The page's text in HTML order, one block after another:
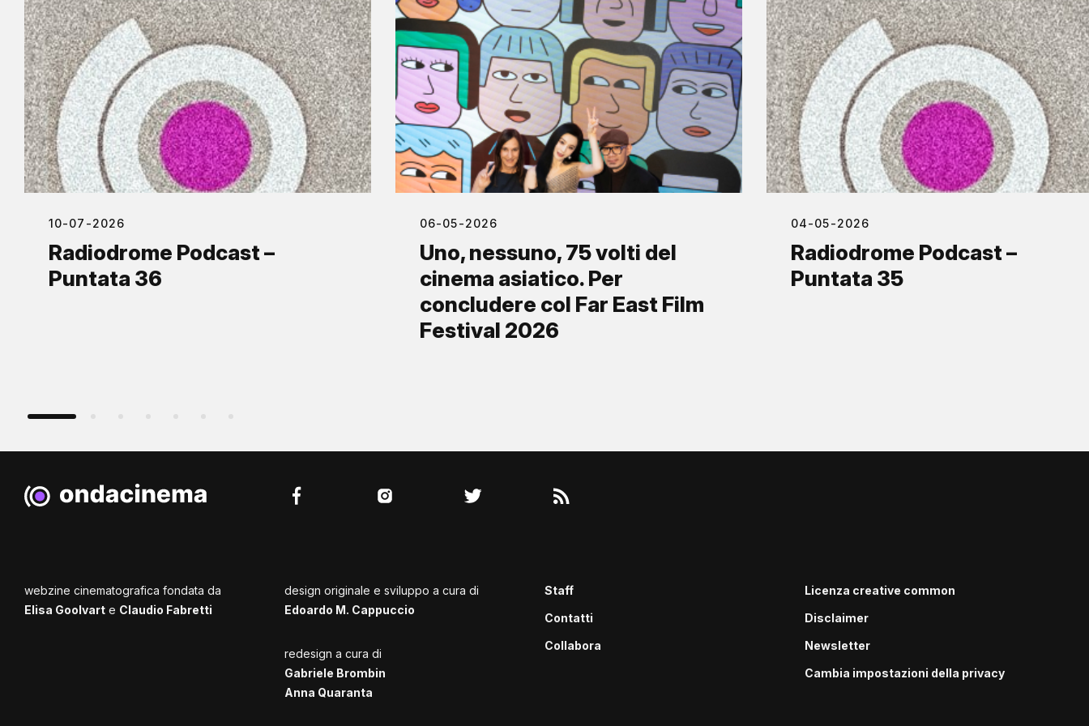
10-07-2026
Radiodrome Podcast –
Puntata 36
06-05-2026
Uno, nessuno, 75 volti del
cinema asiatico. Per
concludere col Far East Film
Festival 2026
04-05-2026
Radiodrome Podcast –
Puntata 35
webzine cinematografica fondata da
Elisa Goolvart e Claudio Fabretti
design originale e sviluppo a cura di
Edoardo M. Cappuccio
redesign a cura di
Gabriele Brombin
Anna Quaranta
Staff
Contatti
Collabora
Licenza creative common
Disclaimer
Newsletter
Cambia impostazioni della privacy